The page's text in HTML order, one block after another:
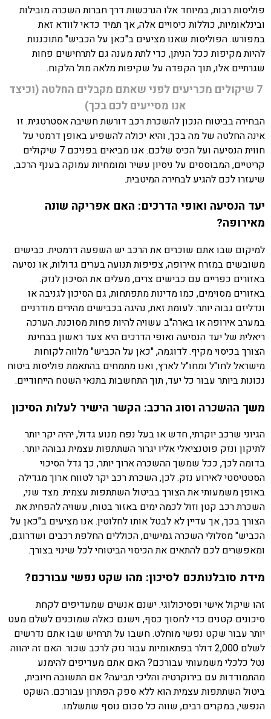
פוליסות רבות, במיוחד אלו הנרכשות דרך חברות השכרה מובילות
ובינלאומיות, כוללות כיסויים אלה, אך תמיד כדאי לוודא זאת
במפורש. הפוליסות שאנו מציעים ב"כאן על הכביש" מתוכננות
להיות מקיפות ככל הניתן, כדי לתת מענה גם לתרחישים פחות
שגרתיים אלו, תוך הקפדה על שקיפות מלאה מול הלקוח.
7 שיקולים מכריעים לפני שאתם מקבלים החלטה (וכיצד
אנו מסייעים לכם בכך)
הבחירה בביטוח הנכון להשכרת רכב דורשת חשיבה אסטרטגית. זו
אינה החלטה של מה בכך, והיא יכולה להשפיע באופן דרמטי על
חווית הנסיעה ועל הכיס שלכם. אנו מביאים בפניכם 7 שיקולים
קריטיים, המבוססים על ניסיון עשיר ומומחיות עמוקה בענף הרכב,
שיעזרו לכם להגיע לבחירה המיטבית.
יעד הנסיעה ואופי הדרכים: האם אפריקה שונה
מאירופה?
למיקום שבו אתם שוכרים את הרכב יש השפעה דרמטית. כבישים
משובשים במזרח אירופה, צפיפות תנועה בערים גדולות, או נסיעה
באזורים כפריים עם כבישים צרים, מעלים את הסיכון לנזק.
באזורים מסוימים, כמו מדינות מתפתחות, גם הסיכון לגניבה או
ונדליזם גבוה יותר. לעומת זאת, נהיגה בכבישים מהירים מודרניים
במערב אירופה או בארה"ב עשויה להיות פחות מסוכנת. הערכה
ריאלית של יעד הנסיעה ואופי הדרכים היא צעד ראשון בבחינת
הצורך בכיסוי מקיף. לדוגמה, "כאן על הכביש" מלווה לקוחות
מישראל לחו"ל ומחו"ל לארץ, ואנו מתמחים בהתאמת פוליסות ביטוח
נכונות ביותר עבור כל יעד, תוך התחשבות בתנאי השטח הייחודיים.
משך ההשכרה וסוג הרכב: הקשר הישיר לעלות הסיכון
הגיוני שרכב יוקרתי, חדש או בעל נפח מנוע גדול, יהיה יקר יותר
לתיקון ונזק פוטנציאלי אליו יגרור השתתפות עצמית גבוהה יותר.
בדומה לכך, ככל שמשך ההשכרה ארוך יותר, כך גדל הסיכוי
הסטטיסטי לאירוע נזק. לכן, השכרת רכב יקר לטווח ארוך מגדילה
באופן משמעותי את הצורך בביטול השתתפות עצמית. מצד שני,
השכרת רכב קטן וזול לכמה ימים באזור בטוח, עשויה להפחית את
הצורך בכך, אך עדיין לא לבטל אותו לחלוטין. אנו מציעים ב"כאן על
הכביש" מסלולי השכרה גמישים, הכוללים החלפת רכבים ושדרוגם,
ומאפשרים לכם להתאים את הכיסוי הביטוחי לכל שינוי בצורך.
מידת סובלנותכם לסיכון: מהו שקט נפשי עבורכם?
זהו שיקול אישי ופסיכולוגי. ישנם אנשים שמעדיפים לקחת
סיכונים קטנים כדי לחסוך כסף, וישנם כאלה שמוכנים לשלם מעט
יותר עבור שקט נפשי מוחלט. חשבו על תרחיש שבו אתם נדרשים
לשלם 2,000 דולר בפתאומיות עבור נזק לרכב שכור. האם זה יהווה
נטל כלכלי משמעותי עבורכם? האם אתם מעדיפים להימנע
מהתמודדות עם בירוקרטיה והליכי תביעה? אם התשובה חיובית,
ביטול השתתפות עצמית הוא ללא ספק הפתרון עבורכם. השקט
הנפשי, במקרים רבים, שווה כל סכום נוסף שתשלמו.